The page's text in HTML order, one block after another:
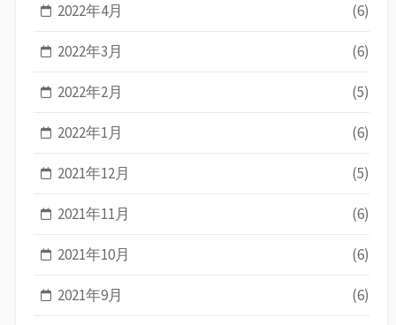
2022年4月 (6)
2022年3月 (6)
2022年2月 (5)
2022年1月 (6)
2021年12月 (5)
2021年11月 (6)
2021年10月 (6)
2021年9月 (6)